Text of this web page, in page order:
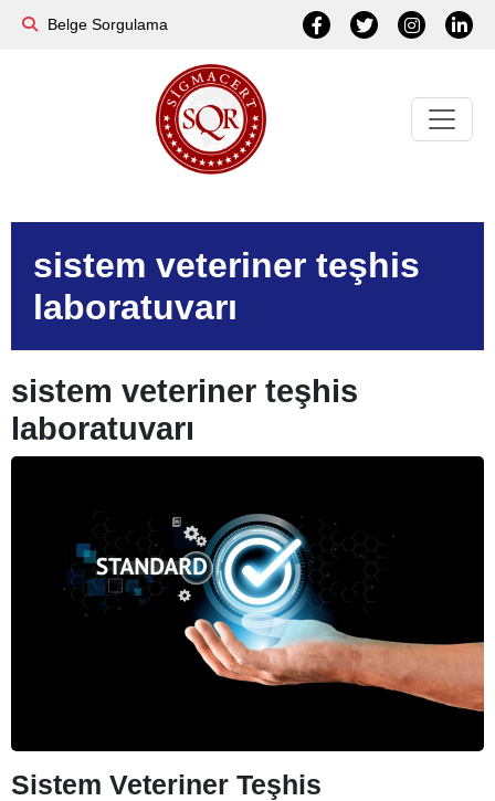
Belge Sorgulama
sistem veteriner teşhis
laboratuvarı
sistem veteriner teşhis
laboratuvarı
Sistem Veteriner Teşhis